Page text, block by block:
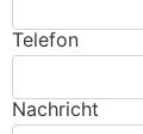
Telefon
Nachricht